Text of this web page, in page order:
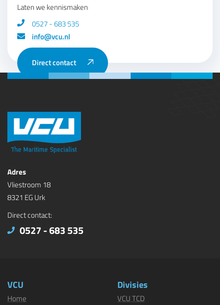
Laten we kennismaken
0527 - 683 535
info@vcu.nl
Direct contact
Adres
Vliestroom 18
8321 EG Urk
Direct contact:
0527 - 683 535
VCU
Home
Divisies
VCU TCD